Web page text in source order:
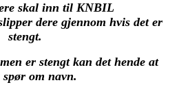
skal inn til KNBIL
dere gjennom hvis det er
stengt.
er stengt kan det hende at
spør om navn.